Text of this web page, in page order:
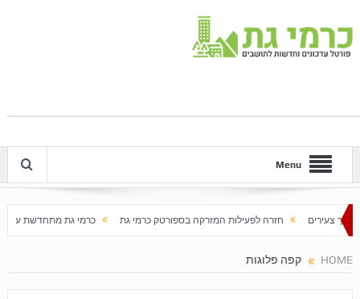
Menu
חזרה לפעילות המזרקה בספורטק כרמי גת כרמי גת מתחדשת עם בוא האביב
HOME קפה פלוגות